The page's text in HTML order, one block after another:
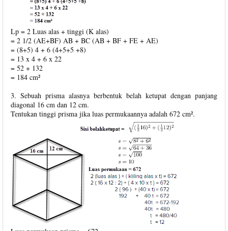
Lp = 2 Luas alas + tinggi (K alas)
= 2 1/2 (AE+BF) AB + BC (AB + BF + FE + AE)
= (8+5) 4 + 6 (4+5+5 +8)
= 13 x 4 + 6 x 22
= 52 + 132
= 184 cm²
3. Sebuah prisma alasnya berbentuk belah ketupat dengan panjang
diagonal 16 cm dan 12 cm.
Tentukan tinggi prisma jika luas permukaannya adalah 672 cm².